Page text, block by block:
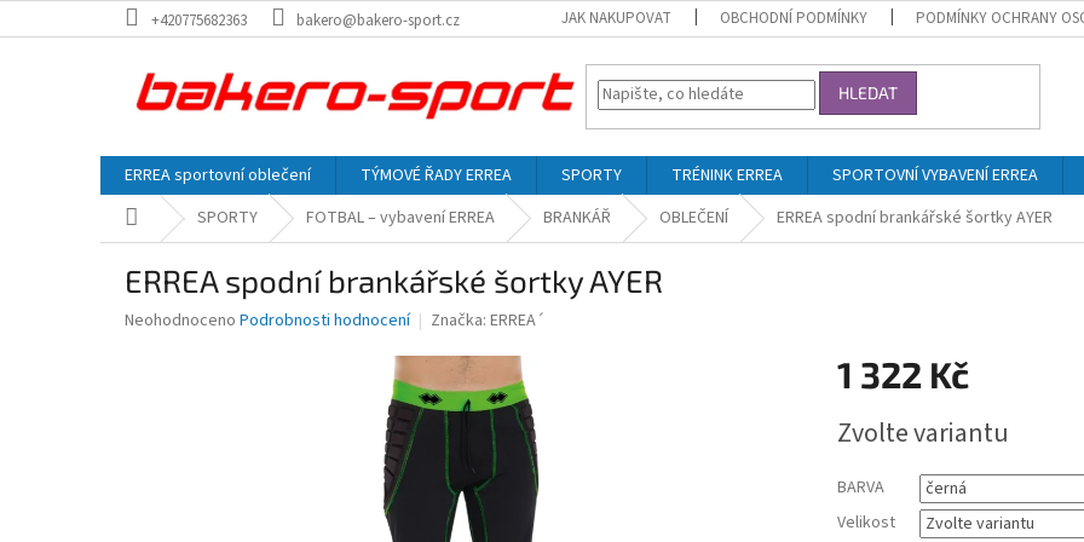
na
+420775682363 bakero@bakero-sport.cz JAK NAKUPOVAT OBCHODNÍ PODMÍNKY PODMÍNKY OCHRANY
HLEDAT
ERREA sportovní oblečení TÝMOVÉ ŘADY ERREA SPORTY TRÉNINK ERREA SPORTOVNÍ VYBAVENÍ ERREA
Domů SPORTY FOTBAL – vybavení ERREA BRANKÁŘ OBLEČENÍ ERREA spodní brankářské šortky AYER
ERREA spodní brankářské šortky AYER
Průměrné
Neohodnoceno Podrobnosti hodnocení Značka: ERREA´
1 322 Kč
cena:
Zvolte variantu
BARVA
Velikost